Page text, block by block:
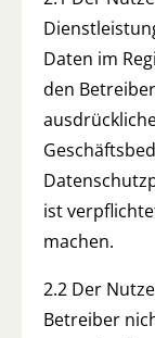
Daten im
den
ist
machen.
2.2 Der
Betreiber